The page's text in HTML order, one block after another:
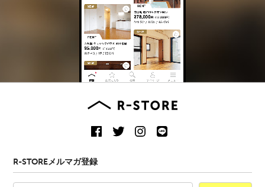
R-STOREメルマガ登録